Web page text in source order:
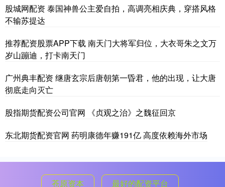
股城网配资 泰国神兽公主爱自拍，高调亮相庆典，穿搭风格
不输苏提达
推荐配资股票APP下载 南天门大将军归位，大衣哥朱之文万
岁山蹦迪，打卡南天门
广州典丰配资 继唐玄宗后唐朝第一昏君，他的出现，让大唐
彻底走向灭亡
股指期货配资公司官网 《贞观之治》之魏征回京
东北期货配资官网 药明康德年赚191亿 高度依赖海外市场
苍原资本 最好的配资平台